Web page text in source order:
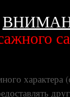
характера